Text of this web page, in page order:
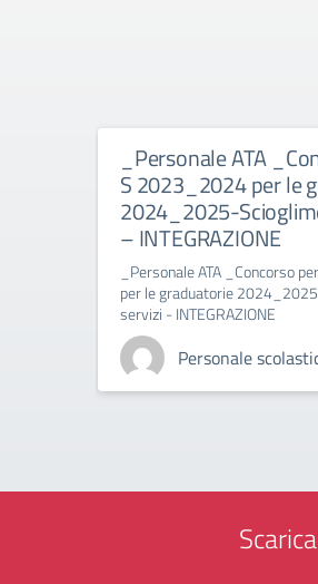
_Personale ATA
S 2023_2024 per le
2024_2025-
– INTEGRAZIONE
_Personale ATA _Concorso
per le graduatorie
servizi - INTEGRAZIONE
Personale